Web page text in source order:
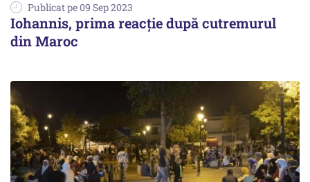
Publicat pe 09 Sep 2023
Iohannis, prima reacție după cutremurul
din Maroc